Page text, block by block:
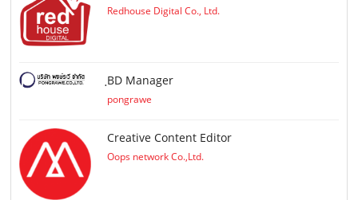
Redhouse Digital Co., Ltd.
ฺBD Manager
pongrawe
Creative Content Editor
Oops network Co.,Ltd.